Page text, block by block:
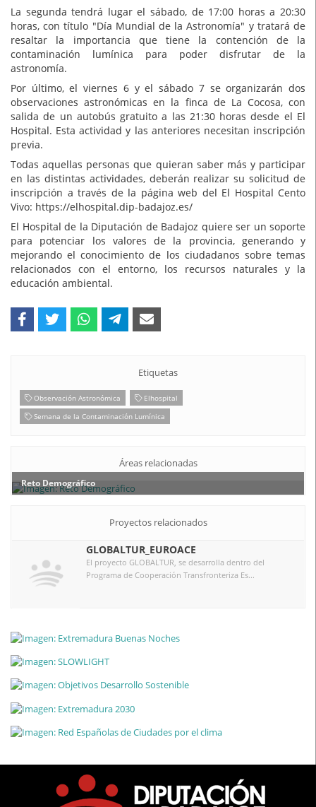
La segunda tendrá lugar el sábado, de 17:00 horas a 20:30
horas, con título "Día Mundial de la Astronomía" y tratará de
resaltar la importancia que tiene la contención de la
contaminación lumínica para poder disfrutar de la
astronomía.
Por último, el viernes 6 y el sábado 7 se organizarán dos
observaciones astronómicas en la finca de La Cocosa, con
salida de un autobús gratuito a las 21:30 horas desde el El
Hospital. Esta actividad y las anteriores necesitan inscripción
previa.
Todas aquellas personas que quieran saber más y participar
en las distintas actividades, deberán realizar su solicitud de
inscripción a través de la página web del El Hospital Cento
Vivo: https://elhospital.dip-badajoz.es/
El Hospital de la Diputación de Badajoz quiere ser un soporte
para potenciar los valores de la provincia, generando y
mejorando el conocimiento de los ciudadanos sobre temas
relacionados con el entorno, los recursos naturales y la
educación ambiental.
Etiquetas
Observación Astronómica
Elhospital
Semana de la Contaminación Lumínica
Áreas relacionadas
Reto Demográfico
Proyectos relacionados
GLOBALTUR_EUROACE
El proyecto GLOBALTUR, se desarrolla dentro del
Programa de Cooperación Transfronteriza Es...